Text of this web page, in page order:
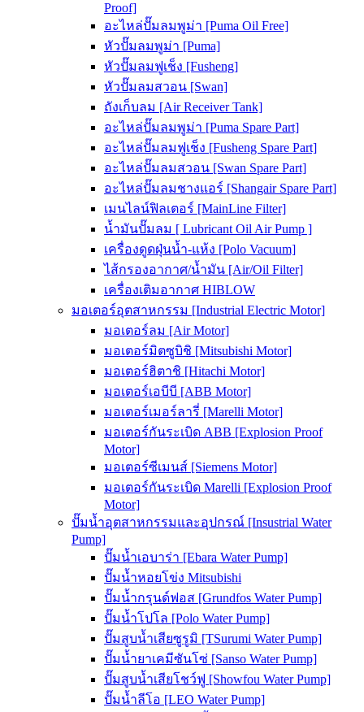
Proof]
อะไหล่ปั๊มลมพูม่า [Puma Oil Free]
หัวปั๊มลมพูม่า [Puma]
หัวปั๊มลมฟูเช็ง [Fusheng]
หัวปั๊มลมสวอน [Swan]
ถังเก็บลม [Air Receiver Tank]
อะไหล่ปั๊มลมพูม่า [Puma Spare Part]
อะไหล่ปั๊มลมฟูเช็ง [Fusheng Spare Part]
อะไหล่ปั๊มลมสวอน [Swan Spare Part]
อะไหล่ปั๊มลมชางแอร์ [Shangair Spare Part]
เมนไลน์ฟิลเตอร์ [MainLine Filter]
น้ำมันปั๊มลม [ Lubricant Oil Air Pump ]
เครื่องดูดฝุ่นน้ำ-แห้ง [Polo Vacuum]
ไส้กรองอากาศ/น้ำมัน [Air/Oil Filter]
เครื่องเติมอากาศ HIBLOW
มอเตอร์อุตสาหกรรม [Industrial Electric Motor]
มอเตอร์ลม [Air Motor]
มอเตอร์มิตซูบิชิ [Mitsubishi Motor]
มอเตอร์ฮิตาชิ [Hitachi Motor]
มอเตอร์เอบีบี [ABB Motor]
มอเตอร์เมอร์ลารี่ [Marelli Motor]
มอเตอร์กันระเบิด ABB [Explosion Proof
Motor]
มอเตอร์ซีเมนส์ [Siemens Motor]
มอเตอร์กันระเบิด Marelli [Explosion Proof
Motor]
ปั๊มน้ำอุตสาหกรรมและอุปกรณ์ [Insustrial Water
Pump]
ปั๊มน้ำเอบาร่า [Ebara Water Pump]
ปั๊มน้ำหอยโข่ง Mitsubishi
ปั๊มน้ำกรุนด์ฟอส [Grundfos Water Pump]
ปั๊มน้ำโปโล [Polo Water Pump]
ปั๊มสูบน้ำเสียซูรูมิ [TSurumi Water Pump]
ปั๊มน้ำยาเคมีซันโซ่ [Sanso Water Pump]
ปั๊มสูบน้ำเสียโชว์ฟู [Showfou Water Pump]
ปั๊มน้ำลีโอ [LEO Water Pump]